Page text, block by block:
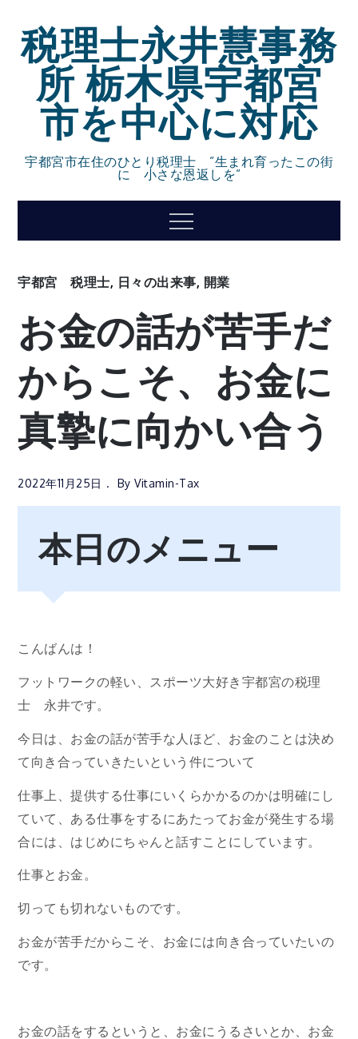
content
税理士永井慧事務
所 栃木県宇都宮
市を中心に対応
宇都宮市在住のひとり税理士 ”生まれ育ったこの街
に 小さな恩返しを”
Menu
宇都宮 税理士, 日々の出来事, 開業
お金の話が苦手だ
からこそ、お金に
真摯に向かい合う
2022年11月25日 ByVitamin-Tax
本日のメニュー
こんばんは！
フットワークの軽い、スポーツ大好き宇都宮の税理
士 永井です。
今日は、お金の話が苦手な人ほど、お金のことは決め
て向き合っていきたいという件について
仕事上、提供する仕事にいくらかかるのかは明確にし
ていて、ある仕事をするにあたってお金が発生する場
合には、はじめにちゃんと話すことにしています。
仕事とお金。
切っても切れないものです。
お金が苦手だからこそ、お金には向き合っていたいの
です。
お金の話をするというと、お金にうるさいとか、お金